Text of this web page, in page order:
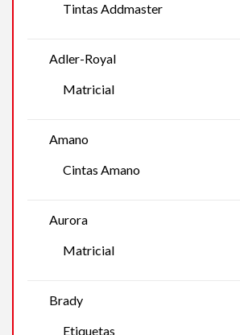
Tintas Addmaster
Adler-Royal
Matricial
Amano
Cintas Amano
Aurora
Matricial
Brady
Etiquetas